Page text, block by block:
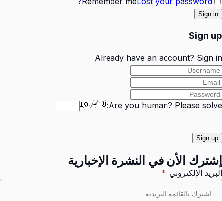
Sign up
Already have an account? Sign in
Are you human? Please solve:
إشترك الأن في النشرة الإخبارية
البريد الإلكتروني